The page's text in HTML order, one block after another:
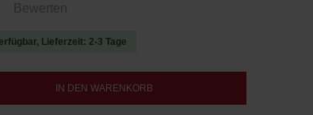
5 Sternen
Bewerten
Lieferzeit: 2-3 Tage
gewünschten Wert ein oder
IN DEN WARENKORB